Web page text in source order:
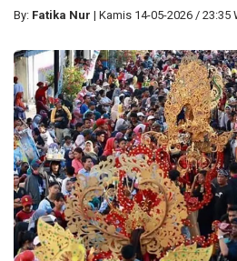
By: Fatika Nur | Kamis 14-05-2026 / 23:35